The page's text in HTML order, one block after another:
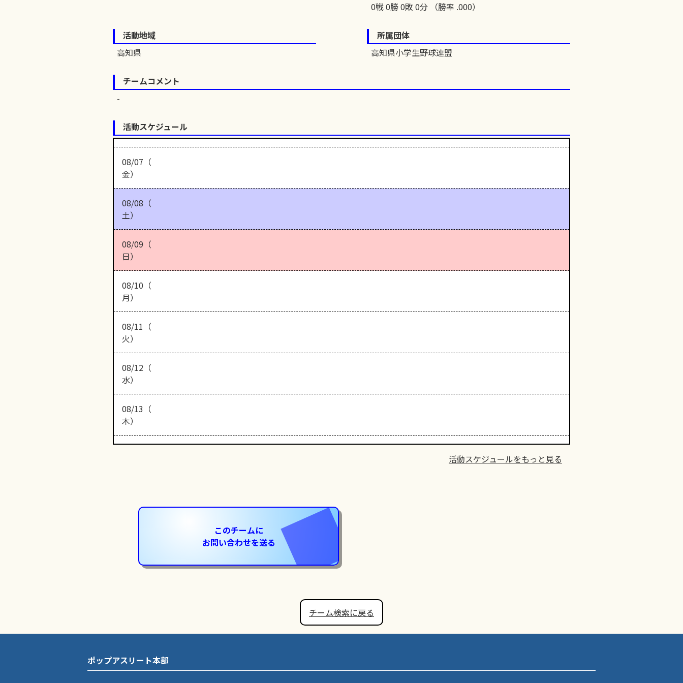
0戦 0勝 0敗 0分 （勝率 .000）
活動地域
高知県
所属団体
高知県小学生野球連盟
チームコメント
活動スケジュール
08/07（
金）
08/08（
土）
08/09（
日）
08/10（
月）
08/11（
火）
08/12（
水）
08/13（
木）
活動スケジュールをもっと見る
このチームに
お問い合わせを送る
チーム検索に戻る
ポップアスリート本部